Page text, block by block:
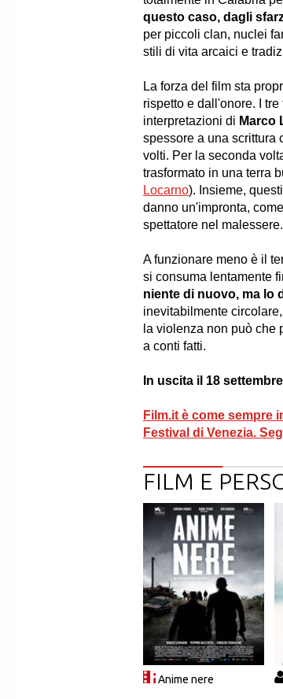
questo caso, dagli
per piccoli clan, nuclei
stili di vita arcaici e
La forza del film sta
rispetto e dall'onore. I
interpretazioni di Marco
spessore a una scrittura
volti. Per la seconda
trasformato in una terra
Locarno). Insieme,
danno un'impronta,
spettatore nel malessere.
A funzionare meno è il
si consuma lentamente
niente di nuovo, ma lo
inevitabilmente
la violenza non può che
a conti fatti.
In uscita il 18
Film.it è come sempre
Festival di Venezia.
FILM E
Anime nere